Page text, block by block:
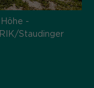
-
Staudinger